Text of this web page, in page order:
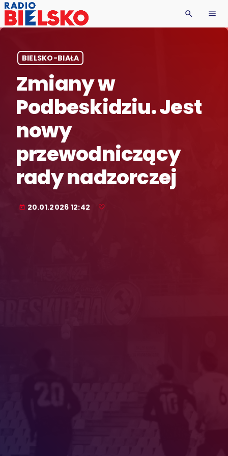
search menu
BIELSKO-BIAŁA
Zmiany w
Podbeskidziu. Jest
nowy
przewodniczący
rady nadzorczej
today 20.01.2026 12:42